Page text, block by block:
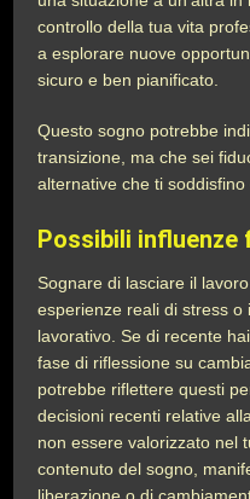
controllo della tua vita
a esplorare nuove
sicuro e ben pianificato.
Questo sogno potrebbe
transizione, ma che sei
alternative che ti soddisfino
Possibili influenze
Sognare di lasciare il
esperienze reali di stress
lavorativo. Se di recente
fase di riflessione su
potrebbe riflettere questi
decisioni recenti relative
non essere valorizzato nel
contenuto del sogno,